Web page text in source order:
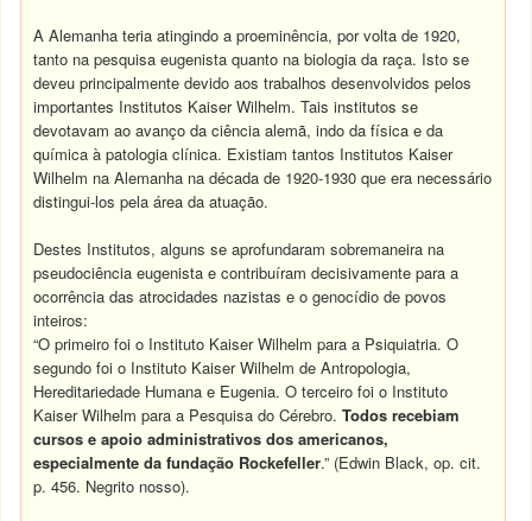
A Alemanha teria atingindo a proeminência, por volta de 1920,
tanto na pesquisa eugenista quanto na biologia da raça. Isto se
deveu principalmente devido aos trabalhos desenvolvidos pelos
importantes Institutos Kaiser Wilhelm. Tais institutos se
devotavam ao avanço da ciência alemã, indo da física e da
química à patologia clínica. Existiam tantos Institutos Kaiser
Wilhelm na Alemanha na década de 1920-1930 que era necessário
distingui-los pela área da atuação.
Destes Institutos, alguns se aprofundaram sobremaneira na
pseudociência eugenista e contribuíram decisivamente para a
ocorrência das atrocidades nazistas e o genocídio de povos
inteiros:
“O primeiro foi o Instituto Kaiser Wilhelm para a Psiquiatria. O
segundo foi o Instituto Kaiser Wilhelm de Antropologia,
Hereditariedade Humana e Eugenia. O terceiro foi o Instituto
Kaiser Wilhelm para a Pesquisa do Cérebro.Todos recebiam
cursos e apoio administrativos dos americanos,
especialmente da fundação Rockefeller.” (Edwin Black, op. cit.
p. 456. Negrito nosso).